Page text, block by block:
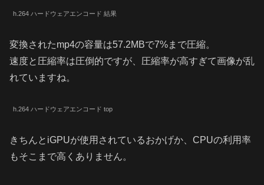
h.264 ハードウェアエンコード 結果
変換されたmp4の容量は57.2MBで7%まで圧縮。
速度と圧縮率は圧倒的ですが、圧縮率が高すぎて画像が乱
れていますね。
h.264 ハードウェアエンコード top
きちんとiGPUが使用されているおかげか、CPUの利用率
もそこまで高くありません。